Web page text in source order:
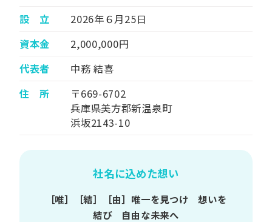
設 立
2026年６月25日
資本金
2,000,000円
代表者
中務 結喜
住 所
〒669-6702
兵庫県美方郡新温泉町
浜坂2143-10
社名に込めた想い
［唯］​［結］​［由］ 唯一を​見つけ 想いを​
結び 自由な​未来へ